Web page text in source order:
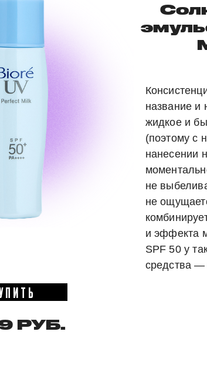
РУБ.
название и
жидкое и
(поэтому с
нанесении
не
не
и эффекта
SPF 50 у
средства —